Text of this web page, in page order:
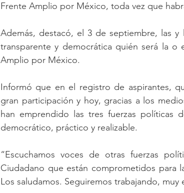
Frente Amplio por México, toda vez que
Además, destacó, el 3 de septiembre, las
transparente y democrática quién será la
Amplio por México.
Informó que en el registro de aspirantes,
gran participación y hoy, gracias a los
han emprendido las tres fuerzas
democrático, práctico y realizable.
“Escuchamos voces de otras fuerzas
Ciudadano que están comprometidos para
Los saludamos. Seguiremos trabajando,